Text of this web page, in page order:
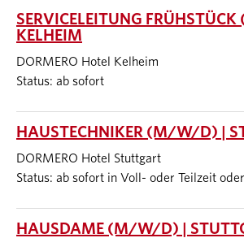
SERVICELEITUNG
KELHEIM
DORMERO Hotel Kelheim
Status: ab sofort
HAUSTECHNIKER (M/W/D) |
DORMERO Hotel Stuttgart
Status: ab sofort in Voll- oder Teilzeit
HAUSDAME (M/W/D) |